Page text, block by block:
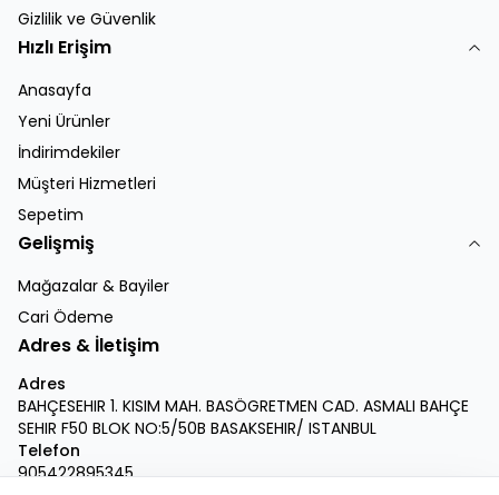
Gizlilik ve Güvenlik
Hızlı Erişim
Anasayfa
Yeni Ürünler
İndirimdekiler
Müşteri Hizmetleri
Sepetim
Gelişmiş
Mağazalar & Bayiler
Cari Ödeme
Adres & İletişim
Adres
BAHÇESEHIR 1. KISIM MAH. BASÖGRETMEN CAD. ASMALI BAHÇE
SEHIR F50 BLOK NO:5/50B BASAKSEHIR/ ISTANBUL
Telefon
905422895345